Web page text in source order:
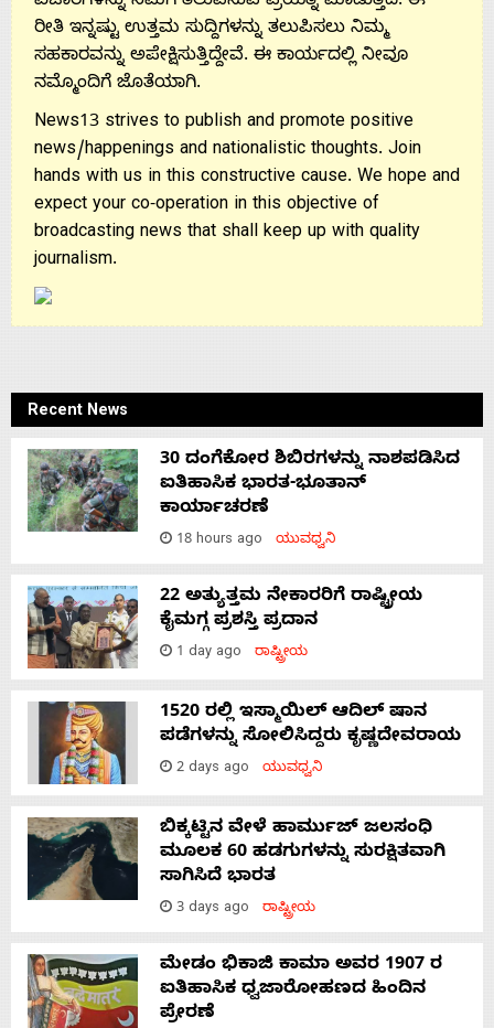
ರೀತಿ ಇನ್ನಷ್ಟು ಉತ್ತಮ ಸುದ್ದಿಗಳನ್ನು ತಲುಪಿಸಲು ನಿಮ್ಮ
ಸಹಕಾರವನ್ನು ಅಪೇಕ್ಷಿಸುತ್ತಿದ್ದೇವೆ. ಈ ಕಾರ್ಯದಲ್ಲಿ ನೀವೂ
ನಮ್ಮೊಂದಿಗೆ ಜೊತೆಯಾಗಿ.
News13 strives to publish and promote positive
news/happenings and nationalistic thoughts. Join
hands with us in this constructive cause. We hope and
expect your co-operation in this objective of
broadcasting news that shall keep up with quality
journalism.
Recent News
30 ದಂಗೆಕೋರ ಶಿಬಿರಗಳನ್ನು ನಾಶಪಡಿಸಿದ
ಐತಿಹಾಸಿಕ ಭಾರತ-ಭೂತಾನ್
ಕಾರ್ಯಾಚರಣೆ
18 hours ago ಯುವಧ್ವನಿ
22 ಅತ್ಯುತ್ತಮ ನೇಕಾರರಿಗೆ ರಾಷ್ಟ್ರೀಯ
ಕೈಮಗ್ಗ ಪ್ರಶಸ್ತಿ ಪ್ರದಾನ
1 day ago ರಾಷ್ಟ್ರೀಯ
1520 ರಲ್ಲಿ ಇಸ್ಮಾಯಿಲ್ ಆದಿಲ್ ಷಾನ
ಪಡೆಗಳನ್ನು ಸೋಲಿಸಿದ್ದರು ಕೃಷ್ಣದೇವರಾಯ
2 days ago ಯುವಧ್ವನಿ
ಬಿಕ್ಕಟ್ಟಿನ ವೇಳೆ ಹಾರ್ಮುಜ್ ಜಲಸಂಧಿ
ಮೂಲಕ 60 ಹಡಗುಗಳನ್ನು ಸುರಕ್ಷಿತವಾಗಿ
ಸಾಗಿಸಿದೆ ಭಾರತ
3 days ago ರಾಷ್ಟ್ರೀಯ
ಮೇಡಂ ಭಿಕಾಜಿ ಕಾಮಾ ಅವರ 1907 ರ
ಐತಿಹಾಸಿಕ ಧ್ವಜಾರೋಹಣದ ಹಿಂದಿನ
ಪ್ರೇರಣೆ